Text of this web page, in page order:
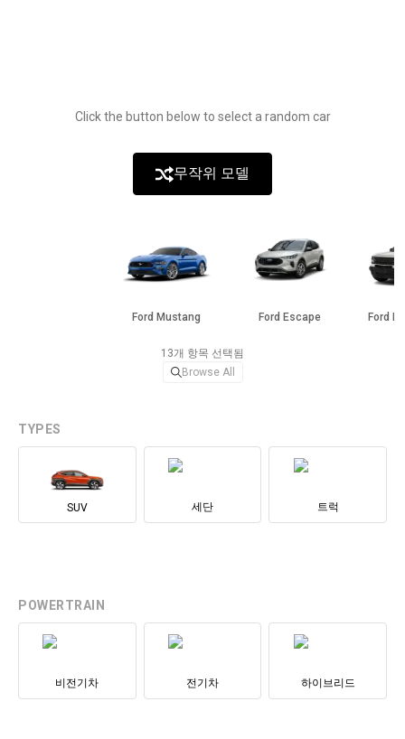
Click the button below to select a random car
무작위 모델
Ford Mustang Ford Escape Ford
13개 항목 선택됨
Browse All
TYPES
SUV 세단 트럭
POWERTRAIN
비전기차 전기차 하이브리드